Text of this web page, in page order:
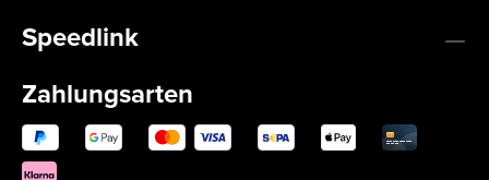
Speedlink
Zahlungsarten